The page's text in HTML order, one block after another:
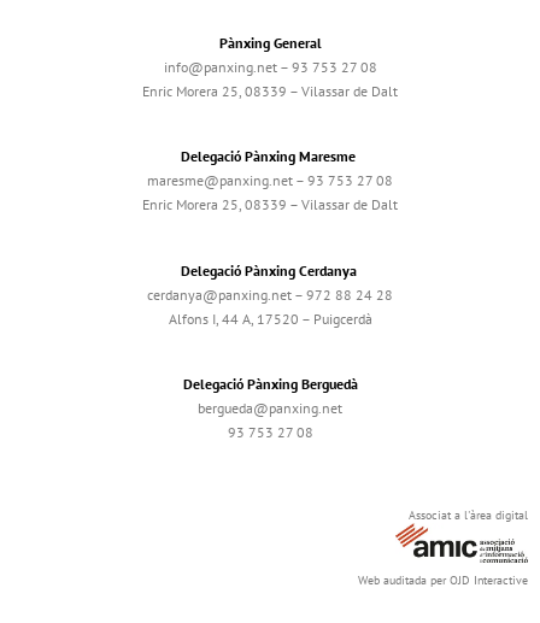
Pànxing General
info@panxing.net – 93 753 27 08
Enric Morera 25, 08339 – Vilassar de Dalt
Delegació Pànxing Maresme
maresme@panxing.net – 93 753 27 08
Enric Morera 25, 08339 – Vilassar de Dalt
Delegació Pànxing Cerdanya
cerdanya@panxing.net – 972 88 24 28
Alfons I, 44 A, 17520 – Puigcerdà
Delegació Pànxing Berguedà
bergueda@panxing.net
93 753 27 08
Associat a l'àrea digital
Web auditada per OJD Interactive